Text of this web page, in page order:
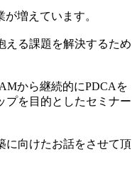
増えています。
える課題を解決するため
から継続的にPDCAを
プを目的としたセミナー
に向けたお話をさせて頂